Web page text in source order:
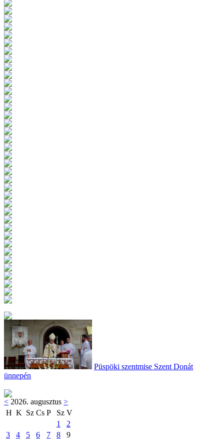
Püspöki szentmise Szent Donát
ünnepén
< 2026. augusztus >
H K Sz Cs P Sz V
1
2
3
4 5 6 7 8
9